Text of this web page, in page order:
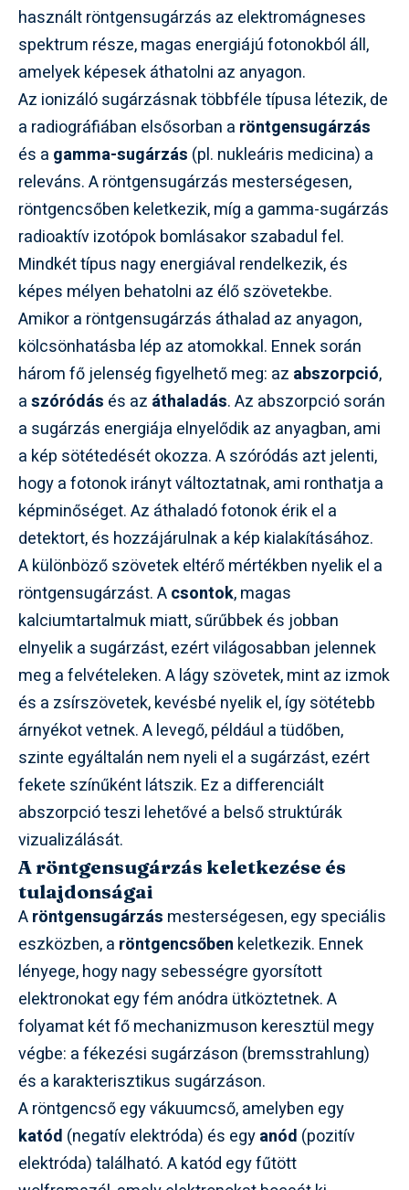
használt röntgensugárzás az elektromágneses
spektrum része, magas energiájú fotonokból áll,
amelyek képesek áthatolni az anyagon.
Az ionizáló sugárzásnak többféle típusa létezik, de
a radiográfiában elsősorban a röntgensugárzás
és a gamma-sugárzás (pl. nukleáris medicina) a
releváns. A röntgensugárzás mesterségesen,
röntgencsőben keletkezik, míg a gamma-sugárzás
radioaktív izotópok bomlásakor szabadul fel.
Mindkét típus nagy energiával rendelkezik, és
képes mélyen behatolni az élő szövetekbe.
Amikor a röntgensugárzás áthalad az anyagon,
kölcsönhatásba lép az atomokkal. Ennek során
három fő jelenség figyelhető meg: az abszorpció,
aszóródás és az áthaladás. Az abszorpció során
a sugárzás energiája elnyelődik az anyagban, ami
a kép sötétedését okozza. A szóródás azt jelenti,
hogy a fotonok irányt változtatnak, ami ronthatja a
képminőséget. Az áthaladó fotonok érik el a
detektort, és hozzájárulnak a kép kialakításához.
A különböző szövetek eltérő mértékben nyelik el a
röntgensugárzást. Acsontok, magas
kalciumtartalmuk miatt, sűrűbbek és jobban
elnyelik a sugárzást, ezért világosabban jelennek
meg a felvételeken. A lágy szövetek, mint az izmok
és a zsírszövetek, kevésbé nyelik el, így sötétebb
árnyékot vetnek. A levegő, például a tüdőben,
szinte egyáltalán nem nyeli el a sugárzást, ezért
fekete színűként látszik. Ez a differenciált
abszorpció teszi lehetővé a belső struktúrák
vizualizálását.
A röntgensugárzás keletkezése és
tulajdonságai
Aröntgensugárzás mesterségesen, egy speciális
eszközben, a röntgencsőben keletkezik. Ennek
lényege, hogy nagy sebességre gyorsított
elektronokat egy fém anódra ütköztetnek. A
folyamat két fő mechanizmuson keresztül megy
végbe: a fékezési sugárzáson (bremsstrahlung)
és a karakterisztikus sugárzáson.
A röntgencső egy vákuumcső, amelyben egy
katód (negatív elektróda) és egyanód (pozitív
elektróda) található. A katód egy fűtött